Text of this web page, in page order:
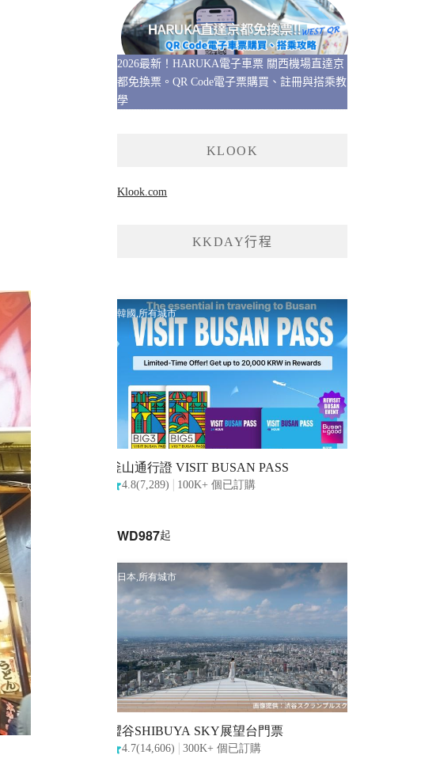
2026最新！HARUKA電子車票 關西機場直達京
都免換票。QR Code電子票購買、註冊與搭乘教
學
KLOOK
Klook.com
KKDAY行程